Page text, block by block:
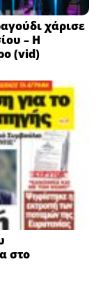
χάρισε
– Η
(vid)
στο